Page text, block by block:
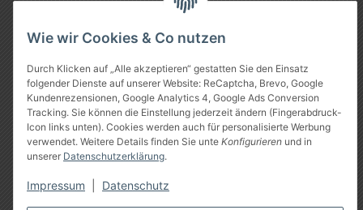
Wie wir Cookies & Co nutzen
Durch Klicken auf „Alle akzeptieren“ gestatten Sie den Einsatz
folgender Dienste auf unserer Website: ReCaptcha, Brevo, Google
Kundenrezensionen, Google Analytics 4, Google Ads Conversion
Tracking. Sie können die Einstellung jederzeit ändern (Fingerabdruck-
Icon links unten). Cookies werden auch für personalisierte Werbung
verwendet. Weitere Details finden Sie unte Konfigurieren und in
unserer Datenschutzerklärung.
Impressum Datenschutz
Gesetzliche Informationen
Vertrag widerrufen